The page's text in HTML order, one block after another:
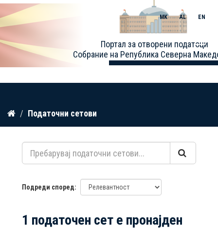
Прескокнете
содржина
Портал за отворени податоци
Собрание на Република Северна
MK AL EN
Toggle
Податочни сетови
Подреди според
1 податочен сет е пронајден